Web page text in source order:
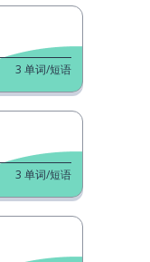
3 单词/短语
3 单词/短语